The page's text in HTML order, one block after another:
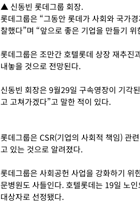
▲ 신동빈 롯데그룹 회장.
롯데그룹은 “그동안 롯데가 사회와 국가
찰했다”며 “앞으로 좋은 기업을 만들기
롯데그룹은 조만간 호텔롯데 상장 재추진
내놓을 것으로 전망된다.
신동빈 회장은 9월29일 구속영장이 기각
고 고쳐가겠다”고 말한 적이 있다.
롯데그룹은 CSR(기업의 사회적 책임) 관
고 있는 것으로 알려졌다.
롯데그룹은 사회공헌 사업을 강화하기 위
문병원도 사들인다. 호텔롯데는 19일 노
대상자로 선정됐다.